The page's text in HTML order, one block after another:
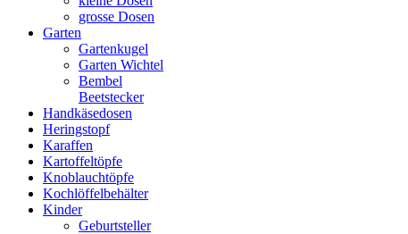
grosse Dosen
Garten
Gartenkugel
Garten Wichtel
Bembel
Beetstecker
Handkäsedosen
Heringstopf
Karaffen
Kartoffeltöpfe
Knoblauchtöpfe
Kochlöffelbehälter
Kinder
Geburtsteller